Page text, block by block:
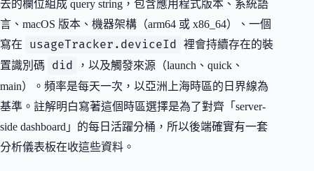
去的欄位組成 query string，包含應用程式版本、系統語
言、macOS 版本、機器架構（arm64 或 x86_64）、一個
寫在
usageTracker.deviceId
裡會持續存在的裝
置識別碼
did
，以及觸發來源（launch、quick、
main）。頻率是每天一次，以亞洲上海時區的日界線為
基準。註解明白寫著這個時區選擇是為了對齊「server-
side dashboard」的每日活躍分桶，所以後端確實有一套
分析儀表板在收這些資料。